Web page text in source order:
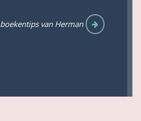
van Herman